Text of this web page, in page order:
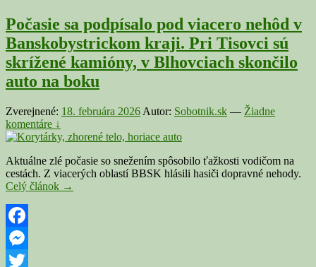
Počasie sa podpísalo pod viacero nehôd v
Banskobystrickom kraji. Pri Tisovci sú
skrížené kamióny, v Blhovciach skončilo
auto na boku
Zverejnené: 18. februára 2026 Autor: Sobotnik.sk — Žiadne
komentáre ↓
Aktuálne zlé počasie so snežením spôsobilo ťažkosti vodičom na
cestách. Z viacerých oblastí BBSK hlásili hasiči dopravné nehody.
Celý článok Počasie
→
Facebook
Messenger